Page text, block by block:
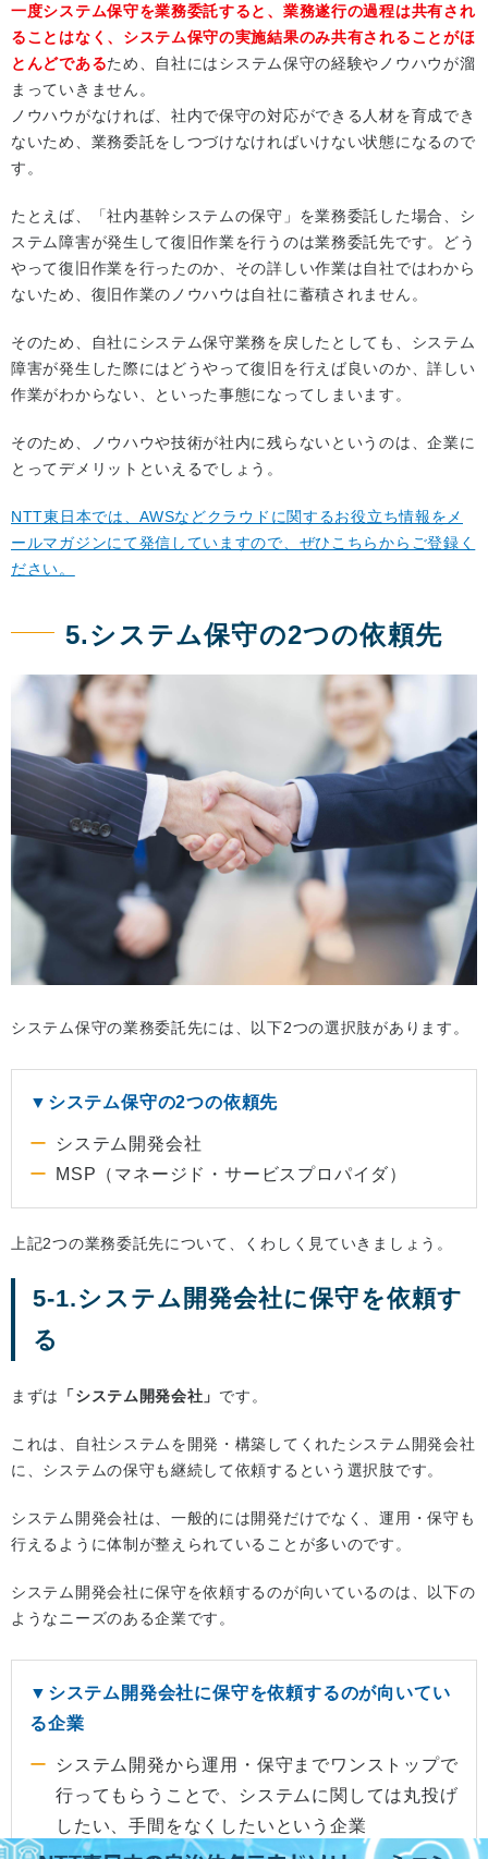
一度システム保守を業務委託すると、業務遂行の過程は共有され
ることはなく、システム保守の実施結果のみ共有されることがほ
とんどであるため、自社にはシステム保守の経験やノウハウが溜
まっていきません。
ノウハウがなければ、社内で保守の対応ができる人材を育成でき
ないため、業務委託をしつづけなければいけない状態になるので
す。
たとえば、「社内基幹システムの保守」を業務委託した場合、シ
ステム障害が発生して復旧作業を行うのは業務委託先です。どう
やって復旧作業を行ったのか、その詳しい作業は自社ではわから
ないため、復旧作業のノウハウは自社に蓄積されません。
そのため、自社にシステム保守業務を戻したとしても、システム
障害が発生した際にはどうやって復旧を行えば良いのか、詳しい
作業がわからない、といった事態になってしまいます。
そのため、ノウハウや技術が社内に残らないというのは、企業に
とってデメリットといえるでしょう。
NTT東日本では、AWSなどクラウドに関するお役立ち情報をメ
ールマガジンにて発信していますので、ぜひこちらからご登録く
ださい。
5.システム保守の2つの依頼先
システム保守の業務委託先には、以下2つの選択肢があります。
▼システム保守の2つの依頼先
システム開発会社
MSP（マネージド・サービスプロパイダ）
上記2つの業務委託先について、くわしく見ていきましょう。
5-1.システム開発会社に保守を依頼す
る
まずは 「システム開発会社」 です。
これは、自社システムを開発・構築してくれたシステム開発会社
に、システムの保守も継続して依頼するという選択肢です。
システム開発会社は、一般的には開発だけでなく、運用・保守も
行えるように体制が整えられていることが多いのです。
システム開発会社に保守を依頼するのが向いているのは、以下の
ようなニーズのある企業です。
▼システム開発会社に保守を依頼するのが向いてい
る企業
システム開発から運用・保守までワンストップで
行ってもらうことで、システムに関しては丸投げ
したい、手間をなくしたいという企業